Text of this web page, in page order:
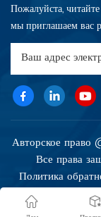
Пожалуйста,
мы приглашаем вас
Авторское
Все права
Политика